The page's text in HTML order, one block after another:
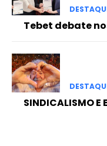
Tebet debate
SINDICALISMO E